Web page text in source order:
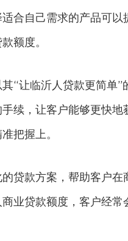
合自己需求的产品可以
额度。
“让临沂人贷款更简单
续，让客户能够更快
把握上。
贷款方案，帮助客户
业贷款额度，客户经